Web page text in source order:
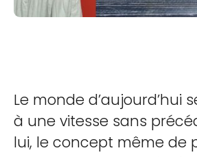
Le monde d’aujourd’hui
à une vitesse sans
lui, le concept même de